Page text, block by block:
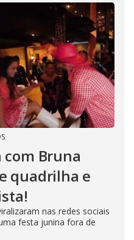
com Bruna
quadrilha e
nas redes sociais
festa junina fora de